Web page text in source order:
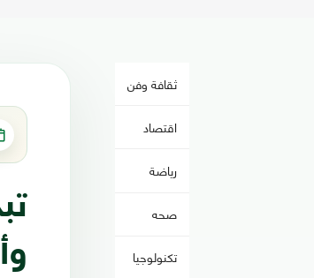
ثقافة وفن
اقتصاد
رياضة
صحه
تكنولوجيا